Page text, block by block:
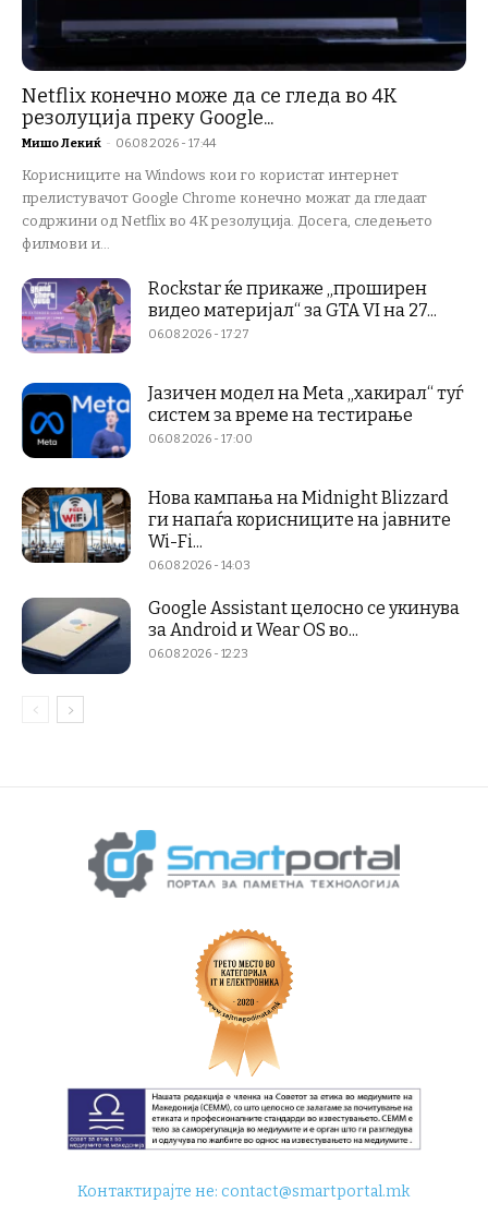
Netflix конечно може да се гледа во 4K
резолуција преку Google...
Мишо Лекиќ - 06.08.2026 - 17:44
Корисниците на Windows кои го користат интернет
прелистувачот Google Chrome конечно можат да гледаат
содржини од Netflix во 4K резолуција. Досега, следењето
филмови и...
Rockstar ќе прикаже „проширен
видео материјал“ за GTA VI на 27...
06.08.2026 - 17:27
Јазичен модел на Meta „хакирал“ туѓ
систем за време на тестирање
06.08.2026 - 17:00
Нова кампања на Midnight Blizzard
ги напаѓа корисниците на јавните
Wi-Fi...
06.08.2026 - 14:03
Google Assistant целосно се укинува
за Android и Wear OS во...
06.08.2026 - 12:23
Контактирајте не:contact@smartportal.mk